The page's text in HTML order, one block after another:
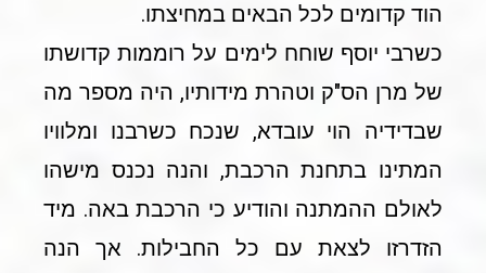
הוד קדומים לכל הבאים במחיצתו.
כשרבי יוסף שוחח לימים על רוממות קדושתו
של מרן הס"ק וטהרת מידותיו, היה מספר מה
שבדידיה הוי עובדא, שנכח כשרבנו ומלוויו
המתינו בתחנת הרכבת, והנה נכנס מישהו
לאולם ההמתנה והודיע כי הרכבת באה. מיד
הזדרזו לצאת עם כל החבילות. אך הנה